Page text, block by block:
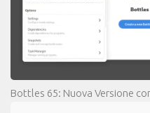
Bottles 65: Nuova Versione